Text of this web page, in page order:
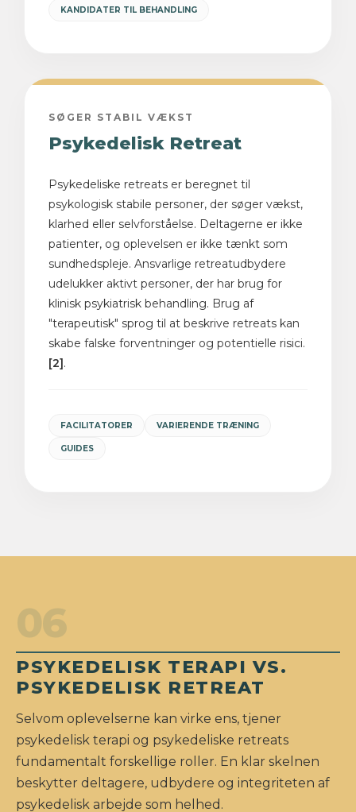
KANDIDATER TIL BEHANDLING
SØGER STABIL VÆKST
Psykedelisk Retreat
Psykedeliske retreats er beregnet til
psykologisk stabile personer, der søger vækst,
klarhed eller selvforståelse. Deltagerne er ikke
patienter, og oplevelsen er ikke tænkt som
sundhedspleje. Ansvarlige retreatudbydere
udelukker aktivt personer, der har brug for
klinisk psykiatrisk behandling. Brug af
"terapeutisk" sprog til at beskrive retreats kan
skabe falske forventninger og potentielle risici.
[2].
FACILITATORER VARIERENDE TRÆNING
GUIDES
06
PSYKEDELISK TERAPI VS.
PSYKEDELISK RETREAT
Selvom oplevelserne kan virke ens, tjener
psykedelisk terapi og psykedeliske retreats
fundamentalt forskellige roller. En klar skelnen
beskytter deltagere, udbydere og integriteten af
psykedelisk arbejde som helhed.